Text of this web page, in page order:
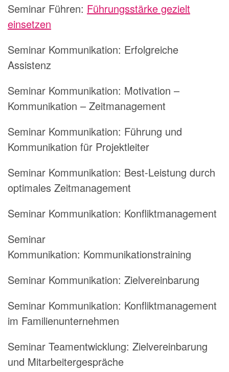
Seminar Führen: Führungsstärke gezielt
einsetzen
Seminar Kommunikation: Erfolgreiche
Assistenz
Seminar Kommunikation: Motivation –
Kommunikation – Zeitmanagement
Seminar Kommunikation: Führung und
Kommunikation für Projektleiter
Seminar Kommunikation: Best-Leistung durch
optimales Zeitmanagement
Seminar Kommunikation: Konfliktmanagement
Seminar
Kommunikation: Kommunikationstraining
Seminar Kommunikation: Zielvereinbarung
Seminar Kommunikation: Konfliktmanagement
im Familienunternehmen
Seminar Teamentwicklung: Zielvereinbarung
und Mitarbeitergespräche